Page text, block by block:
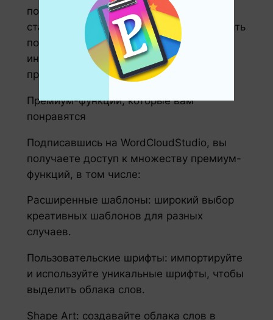
после подтверждения ваша подписка
становится активной, и вы можете начать
пользоваться всеми расширенными
инструментами, которые может
предложить WordCloudStudio.
Премиум-функции, которые вам
понравятся
Подписавшись на WordCloudStudio, вы
получаете доступ к множеству премиум-
функций, в том числе:
Расширенные шаблоны: широкий выбор
креативных шаблонов для разных
случаев.
Пользовательские шрифты: импортируйте
и используйте уникальные шрифты, чтобы
выделить облака слов.
Shape Art: создавайте облака слов в